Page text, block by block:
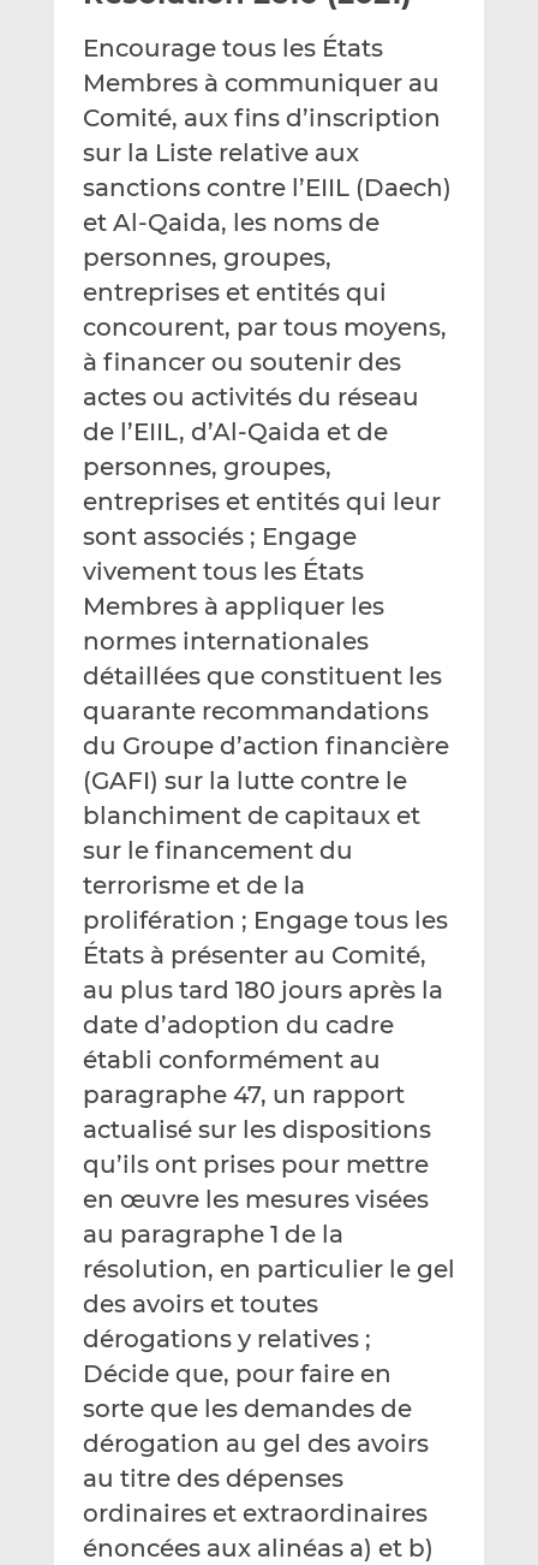
r
p
r
e
m
a
l
e
r
u
r
L
i
k
e
d
e
r
u
r
F
a
e
b
o
Encourage tous les États
Membres à communiquer au
Comité, aux fins d’inscription
sur la Liste relative aux
sanctions contre l’EIIL (Daech)
et Al‑Qaida, les noms de
personnes, groupes,
entreprises et entités qui
concourent, par tous moyens,
à financer ou soutenir des
actes ou activités du réseau
de l’EIIL, d’Al-Qaida et de
personnes, groupes,
entreprises et entités qui leur
sont associés ; Engage
vivement tous les États
Membres à appliquer les
normes internationales
détaillées que constituent les
quarante recommandations
du Groupe d’action financière
(GAFI) sur la lutte contre le
blanchiment de capitaux et
sur le financement du
terrorisme et de la
prolifération ; Engage tous les
États à présenter au Comité,
au plus tard 180 jours après la
date d’adoption du cadre
établi conformément au
paragraphe 47, un rapport
actualisé sur les dispositions
qu’ils ont prises pour mettre
en œuvre les mesures visées
au paragraphe 1 de la
résolution, en particulier le gel
des avoirs et toutes
dérogations y relatives ;
Décide que, pour faire en
sorte que les demandes de
dérogation au gel des avoirs
au titre des dépenses
ordinaires et extraordinaires
énoncées aux alinéas a) et b)